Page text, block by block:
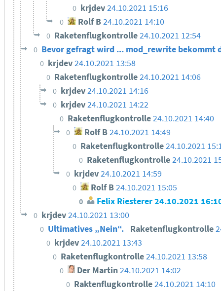
0 krjdev24.10.2021 15:16
0 Rolf B24.10.2021 14:10
0 Raketenflugkontrolle24.10.2021 12:54
0 Bevor gefragt wird ... mod_rewrite bekommt
0 krjdev24.10.2021 13:58
0 Raketenflugkontrolle24.10.2021 14:06
0 krjdev24.10.2021 14:16
0 krjdev24.10.2021 14:22
0 Raketenflugkontrolle24.10.2021 14:40
0 Rolf B24.10.2021 14:49
0 Raketenflugkontrolle24.10.2021
0 Raketenflugkontrolle24.10.2021
0 krjdev24.10.2021 14:59
0 Rolf B 24.10.2021 15:05
0 Felix Riesterer24.10.2021
0 krjdev24.10.2021 13:00
0 Ultimatives „Nein“. Raketenflugkontrolle
0 krjdev24.10.2021 13:43
0 Raketenflugkontrolle24.10.2021 13:58
0 Der Martin24.10.2021 14:02
0 Raktenflugkontrolle24.10.2021 14:10